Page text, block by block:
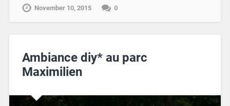
November 10, 2015 0
Ambiance diy* au parc
Maximilien